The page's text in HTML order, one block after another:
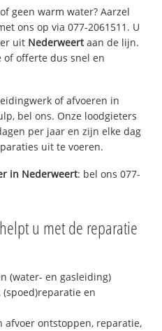
geen warm water? Aarzel
ons op via 077-2061511. U
uit Nederweertaan de lijn.
of offerte dus snel en
of afvoeren in
bel ons. Onze loodgieters
per jaar en zijn elke dag
uit te voeren.
in Nederweert: bel ons 077-
u met de reparatie
(water- en gasleiding)
en
afvoer ontstoppen, reparatie,